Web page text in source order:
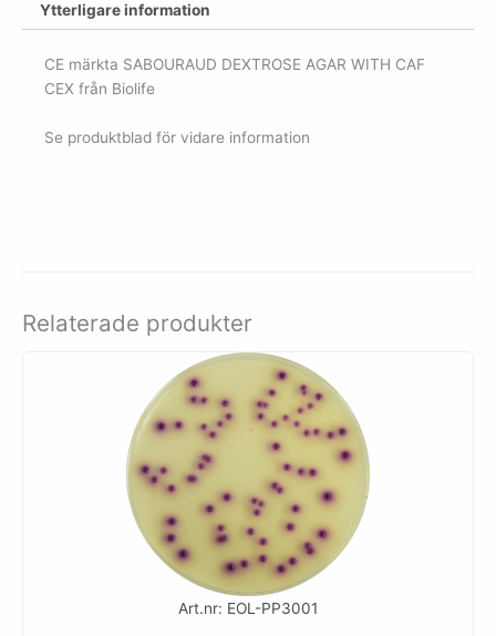
Ytterligare information
CE märkta SABOURAUD DEXTROSE AGAR WITH CAF
CEX från Biolife
Se produktblad för vidare information
Relaterade produkter
Art.nr: EOL-PP3001